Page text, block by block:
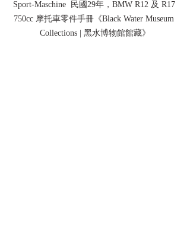
Sport-Maschine  民國29年，BMW R12 及 R17
750cc 摩托車零件手冊《Black Water Museum
Collections | 黑水博物館館藏》